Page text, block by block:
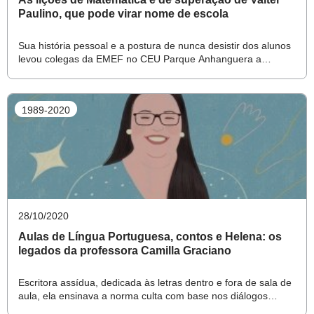
mensagem ou ligava pedindo conselho.”
Quando a pandemia chegou e as aulas viraram remotas,
nenhum afastamento, pra quem a escola era tudo, foi
difícil. Aquelas crianças eram a vida dela.” À irmã, às
amigas, em mensagens e ligações, dizia o mesmo: “Ai
meu Deus, que saudade de abraçar minhas crianças, de
ficar pertinho.”
“Acredito que cada um tem um dom. O dela era amar e
ensinar aquelas crianças pequenas”, diz a irmã. “Era a
vocação dela.” E foi o que ela fez a vida toda, desde que
saiu da adolescência até julho deste ano, quando foi para o
hospital com sintomas de covid-19. Marcia morreu dia 19,
Paulino, que pode virar nome de escola
Sua história pessoal e a postura de nunca desistir dos alunos
levou colegas da EMEF no CEU Parque Anhanguera a
1989-2020
28/10/2020
Aulas de Língua Portuguesa, contos e Helena: os
legados da professora Camilla Graciano
Escritora assídua, dedicada às letras dentro e fora de sala de
aula, ela ensinava a norma culta com base nos diálogos